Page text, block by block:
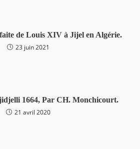
de Louis XIV à Jijel en Algérie.
23 juin 2021
1664, Par CH. Monchicourt.
21 avril 2020